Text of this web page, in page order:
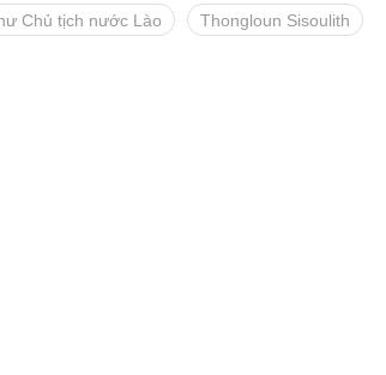
Chủ tịch nước Lào Thongloun Sisoulith